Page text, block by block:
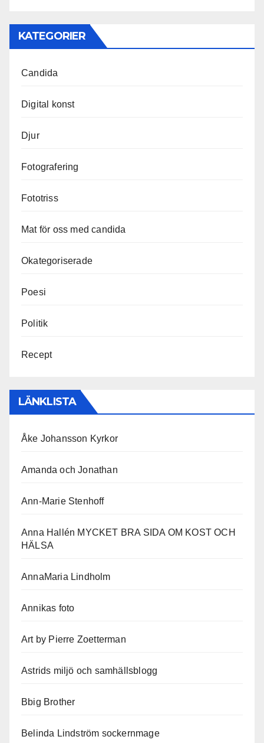
KATEGORIER
Candida
Digital konst
Djur
Fotografering
Fototriss
Mat för oss med candida
Okategoriserade
Poesi
Politik
Recept
LÄNKLISTA
Åke Johansson Kyrkor
Amanda och Jonathan
Ann-Marie Stenhoff
Anna Hallén MYCKET BRA SIDA OM KOST OCH
HÄLSA
AnnaMaria Lindholm
Annikas foto
Art by Pierre Zoetterman
Astrids miljö och samhällsblogg
Bbig Brother
Belinda Lindström sockernmage